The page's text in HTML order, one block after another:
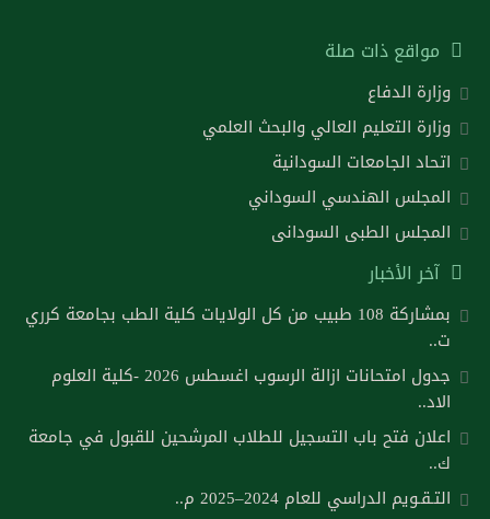
مواقع ذات صلة
وزارة الدفاع
وزارة التعليم العالي والبحث العلمي
اتحاد الجامعات السودانية
المجلس الهندسي السوداني
المجلس الطبى السودانى
آخر الأخبار
بمشاركة 108 طبيب من كل الولايات كلية الطب بجامعة كرري
ت..
جدول امتحانات ازالة الرسوب اغسطس 2026 -كلية العلوم
الاد..
اعلان فتح باب التسجيل للطلاب المرشحين للقبول في جامعة
ك..
التـقـويم الدراسي للعام 2024–2025 م..